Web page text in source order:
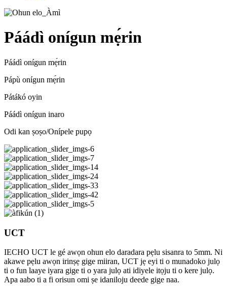
Páádì onígun mẹ́rin
Páádì onígun mẹ́rin
Pápù onígun mẹ́rin
Pátákó oyin
Páádì onígun inaro
Odi kan ṣoṣo/Onípele pupọ
UCT
IECHO UCT le gé awọn ohun elo daradara pẹlu sisanra to 5mm. Ni
akawe pẹlu awọn irinṣẹ gige miiran, UCT jẹ eyi ti o munadoko julọ
ti o fun laaye iyara gige ti o yara julọ ati idiyele itọju ti o kere julọ.
Apa aabo ti a fi orisun omi ṣe idaniloju deede gige naa.